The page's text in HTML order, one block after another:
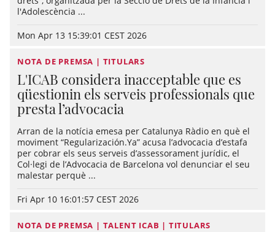
l'Adolescència ...
Mon Apr 13 15:39:01 CEST 2026
NOTA DE PREMSA | TITULARS
L'ICAB considera inacceptable que es
qüestionin els serveis professionals que
presta l’advocacia
Arran de la notícia emesa per Catalunya Ràdio en què el
moviment “Regularización.Ya” acusa l’advocacia d’estafa
per cobrar els seus serveis d’assessorament jurídic, el
Col·legi de l’Advocacia de Barcelona vol denunciar el seu
malestar perquè ...
Fri Apr 10 16:01:57 CEST 2026
NOTA DE PREMSA | TALENT ICAB | TITULARS